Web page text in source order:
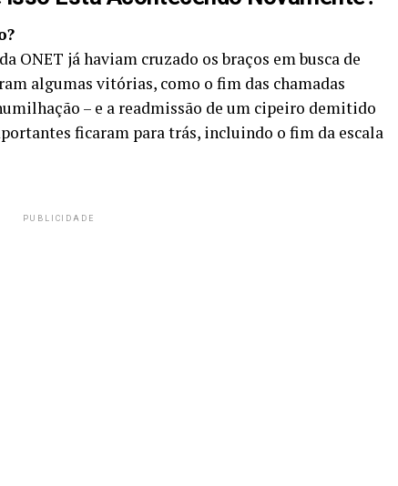
ONET já haviam cruzado os braços em busca de
algumas vitórias, como o fim das chamadas
– e a readmissão de um cipeiro demitido
ficaram para trás, incluindo o fim da escala
PUBLICIDADE